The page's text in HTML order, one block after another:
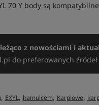
70 Y body są
z nowościami i
do preferowanych źródeł
, EXYL, hamulcem, Karpiowe,